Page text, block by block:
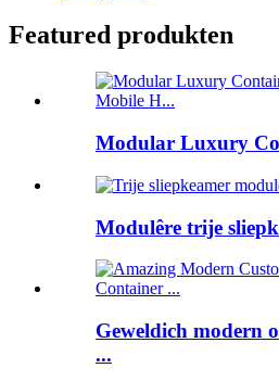
Featured produkten
Modular Luxury
Modulêre trije
Geweldich modern
...